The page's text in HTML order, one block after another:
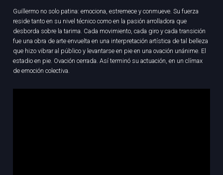
Guillermo no solo patina: emociona, estremece y conmueve. Su fuerza
reside tanto en su nivel técnico como en la pasión arrolladora que
desborda sobre la tarima. Cada movimiento, cada giro y cada transición
fue una obra de arte envuelta en una interpretación artística de tal belleza
que hizo vibrar al público y levantarse en pie en una ovación unánime. El
estadio en pie. Ovación cerrada. Así terminó su actuación, en un clímax
de emoción colectiva.